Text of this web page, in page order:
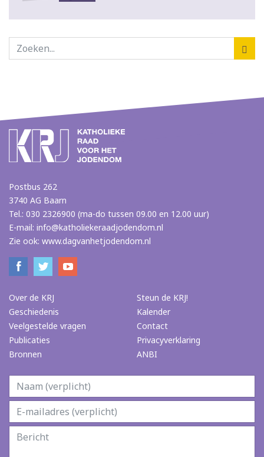
Postbus 262
3740 AG Baarn
Tel.: 030 2326900 (ma-do tussen 09.00 en 12.00 uur)
E-mail: info@katholiekeraadjodendom.nl
Zie ook: www.dagvanhetjodendom.nl
Over de KRJ
Geschiedenis
Veelgestelde vragen
Publicaties
Bronnen
Steun de KRJ!
Kalender
Contact
Privacyverklaring
ANBI